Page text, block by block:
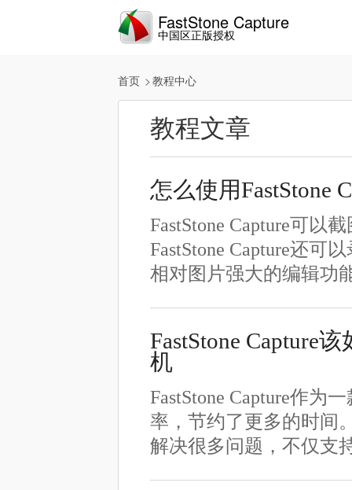
FastStone Capture
中国区正版授权
首页 教程中心
教程文章
怎么使用FastStone
FastStone Capture可以
FastStone Capture还可
相对图片强大的编辑功
FastStone Capture
机
FastStone Capture作为
率，节约了更多的时间
解决很多问题，不仅支